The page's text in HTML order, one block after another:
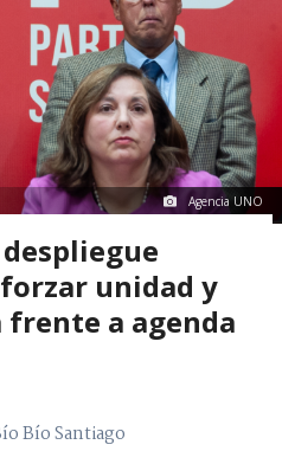
Agencia UNO
unidad y
a agenda
Bío Santiago